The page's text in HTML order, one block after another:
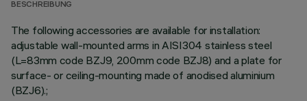
BESCHREIBUNG
The following accessories are available for installation:
adjustable wall-mounted arms in AISI304 stainless steel
(L=83mm code BZJ9, 200mm code BZJ8) and a plate for
surface- or ceiling-mounting made of anodised aluminium
(BZJ6).;